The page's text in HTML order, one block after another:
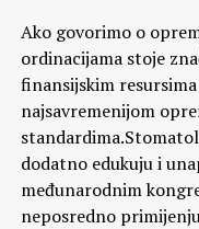
Ako govorimo o
ordinacijama stoje
finansijskim
najsavremenijom
dodatno edukuju i
međunarodnim
neposredno